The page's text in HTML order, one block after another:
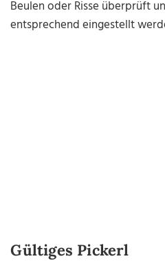
Beulen oder Risse überprüft
entsprechend eingestellt
Gültiges Pickerl